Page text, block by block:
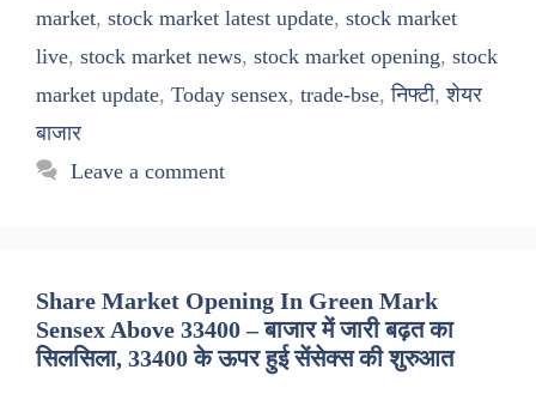
market, stock market latest update, stock market
live, stock market news, stock market opening, stock
market update, Today sensex, trade-bse,निफ्टी,शेयर
बाजार
Leave a comment
Share Market Opening In Green Mark
Sensex Above 33400 – बाजार में जारी बढ़त का
सिलसिला, 33400 के ऊपर हुई सेंसेक्स की शुरुआत